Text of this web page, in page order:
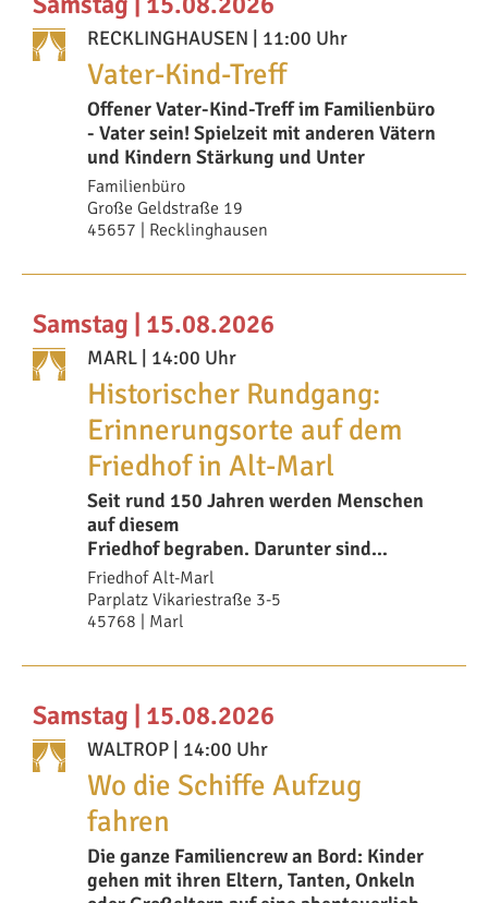
RECKLINGHAUSEN | 11:00 Uhr
Vater-Kind-Treff
Offener Vater-Kind-Treff im Familienbüro
- Vater sein! Spielzeit mit anderen Vätern
und Kindern Stärkung und Unter
Familienbüro
Große Geldstraße 19
45657 | Recklinghausen
Samstag | 15.08.2026
MARL | 14:00 Uhr
Historischer Rundgang:
Erinnerungsorte auf dem
Friedhof in Alt-Marl
Seit rund 150 Jahren werden Menschen
auf diesem
Friedhof begraben. Darunter sind
Persönlichkeiten wie
beispiel
Friedhof Alt-Marl
Parplatz Vikariestraße 3-5
45768 | Marl
Samstag | 15.08.2026
WALTROP | 14:00 Uhr
Wo die Schiffe Aufzug
fahren
Die ganze Familiencrew an Bord: Kinder
gehen mit ihren Eltern, Tanten, Onkeln